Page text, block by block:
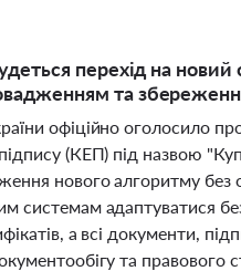
перехід на
та
офіційно оголосило
(КЕП) під назвою
нового алгоритму
системам адаптуватися
а всі документи,
та правового